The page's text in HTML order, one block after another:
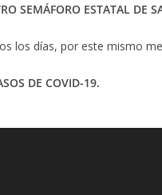
SEMÁFORO ESTATAL DE
los días, por este mismo
DE COVID-19.